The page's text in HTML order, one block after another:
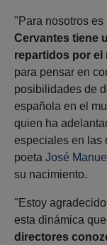
"Para nosotros es
Cervantes tiene
repartidos por el
para pensar en
posibilidades de
española en el
quien ha
especiales en las
poeta José
su nacimiento.
"Estoy
esta dinámica
directores